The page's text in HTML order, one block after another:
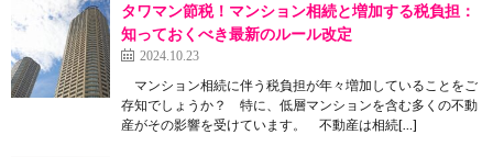
タワマン節税！マンション相続と増加する税負担：
知っておくべき最新のルール改定
2024.10.23
マンション相続に伴う税負担が年々増加していることをご
存知でしょうか？ 特に、低層マンションを含む多くの不動
産がその影響を受けています。 不動産は相続[…]